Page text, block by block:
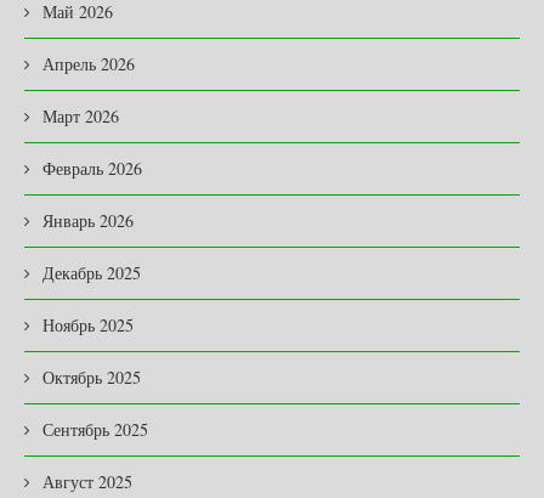
Май 2026
Апрель 2026
Март 2026
Февраль 2026
Январь 2026
Декабрь 2025
Ноябрь 2025
Октябрь 2025
Сентябрь 2025
Август 2025